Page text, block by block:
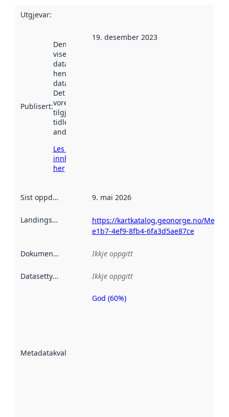
Utgjevar:
Publisert:
Denne datoen
viser når
datasettet vart
henta inn av
data.norge.no.
Det kan ha
vore
tilgjengeleg
tidlegare
andre stader.
Les meir om
innhenting
her
19. desember 2023
Sist oppdatert 9. mai 2026
Landingsside
https://kartkatalog.geonorge.no/
e1b7-4ef9-8fb4-6fa3d5ae87ce
Dokumentasjon Ikkje oppgitt
Datasettype Ikkje oppgitt
Metadatakvalitet
Metadatakvalitet
God (60%)